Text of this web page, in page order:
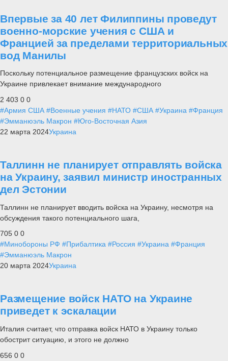
Впервые за 40 лет Филиппины проведут
военно-морские учения с США и
Францией за пределами территориальных
вод Манилы
Поскольку потенциальное размещение французских войск на
Украине привлекает внимание международного
2 403 0 0
#Армия США #Военные учения #НАТО #США #Украина #Франция
#Эмманюэль Макрон #Юго-Восточная Азия
22 марта 2024Украина
Таллинн не планирует отправлять войска
на Украину, заявил министр иностранных
дел Эстонии
Таллинн не планирует вводить войска на Украину, несмотря на
обсуждения такого потенциального шага,
705 0 0
#Минобороны РФ #Прибалтика #Россия #Украина #Франция
#Эмманюэль Макрон
20 марта 2024Украина
Размещение войск НАТО на Украине
приведет к эскалации
Италия считает, что отправка войск НАТО в Украину только
обострит ситуацию, и этого не должно
656 0 0